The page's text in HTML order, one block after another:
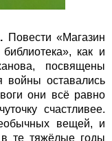
Повести «Магазин
как и
посвящены
войны оставались
они всё равно
счастливее.
вещей, и
в те тяжёлые годы